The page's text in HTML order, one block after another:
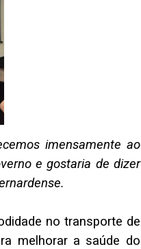
imensamente ao
e gostaria de dizer
no transporte de
melhorar a saúde do